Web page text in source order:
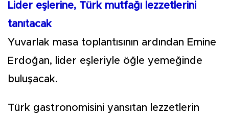
Lider eşlerine, Türk mutfağı lezzetlerini
tanıtacak
Yuvarlak masa toplantısının ardından Emine
Erdoğan, lider eşleriyle öğle yemeğinde
buluşacak.
Türk gastronomisini yansıtan lezzetlerin